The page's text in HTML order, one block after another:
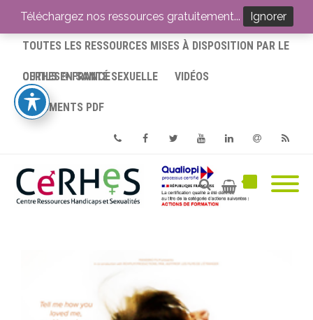
ACCUEIL
TOUTES LES RESSOURCES MISES À DISPOSITION PAR LE
CERHES® FRANCE
OUTILS EN SANTÉ SEXUELLE VIDÉOS
DOCUMENTS PDF
PhoneFacebookTwitterYoutube
Téléchargez nos ressources gratuitement... Ignorer